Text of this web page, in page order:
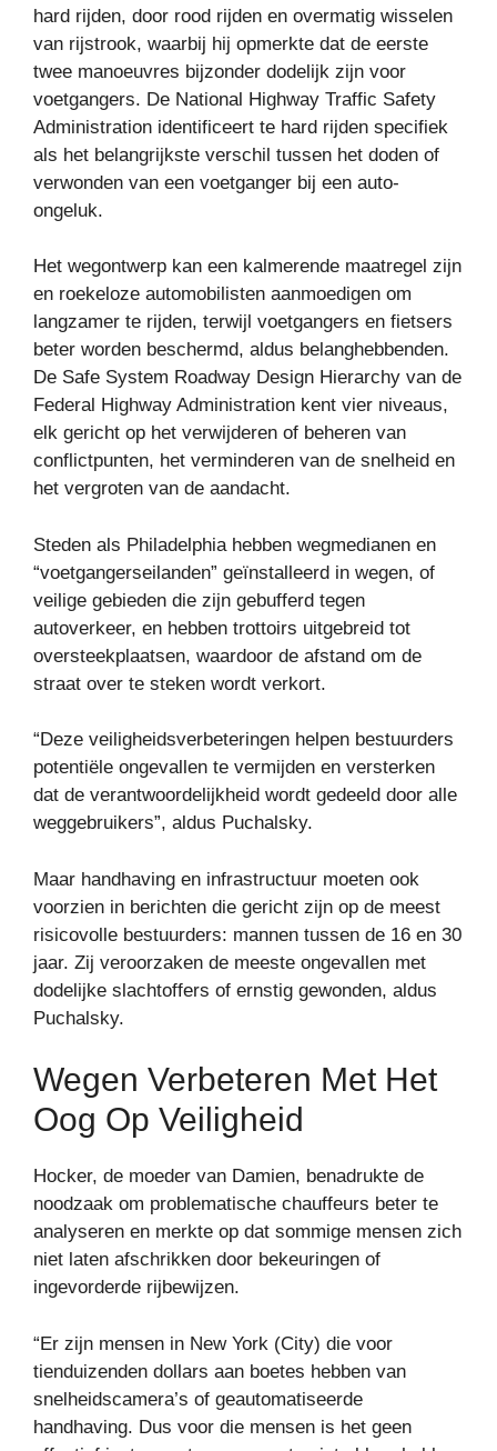
hard rijden, door rood rijden en overmatig wisselen
van rijstrook, waarbij hij opmerkte dat de eerste
twee manoeuvres bijzonder dodelijk zijn voor
voetgangers. De National Highway Traffic Safety
Administration identificeert te hard rijden specifiek
als het belangrijkste verschil tussen het doden of
verwonden van een voetganger bij een auto-
ongeluk.
Het wegontwerp kan een kalmerende maatregel zijn
en roekeloze automobilisten aanmoedigen om
langzamer te rijden, terwijl voetgangers en fietsers
beter worden beschermd, aldus belanghebbenden.
De Safe System Roadway Design Hierarchy van de
Federal Highway Administration kent vier niveaus,
elk gericht op het verwijderen of beheren van
conflictpunten, het verminderen van de snelheid en
het vergroten van de aandacht.
Steden als Philadelphia hebben wegmedianen en
“voetgangerseilanden” geïnstalleerd in wegen, of
veilige gebieden die zijn gebufferd tegen
autoverkeer, en hebben trottoirs uitgebreid tot
oversteekplaatsen, waardoor de afstand om de
straat over te steken wordt verkort.
“Deze veiligheidsverbeteringen helpen bestuurders
potentiële ongevallen te vermijden en versterken
dat de verantwoordelijkheid wordt gedeeld door alle
weggebruikers”, aldus Puchalsky.
Maar handhaving en infrastructuur moeten ook
voorzien in berichten die gericht zijn op de meest
risicovolle bestuurders: mannen tussen de 16 en 30
jaar. Zij veroorzaken de meeste ongevallen met
dodelijke slachtoffers of ernstig gewonden, aldus
Puchalsky.
Wegen Verbeteren Met Het
Oog Op Veiligheid
Hocker, de moeder van Damien, benadrukte de
noodzaak om problematische chauffeurs beter te
analyseren en merkte op dat sommige mensen zich
niet laten afschrikken door bekeuringen of
ingevorderde rijbewijzen.
“Er zijn mensen in New York (City) die voor
tienduizenden dollars aan boetes hebben van
snelheidscamera’s of geautomatiseerde
handhaving. Dus voor die mensen is het geen